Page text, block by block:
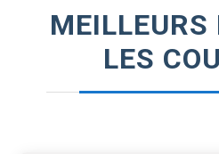
MEILLEURS
LES